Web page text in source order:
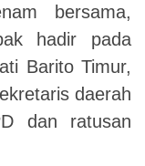
bersama,
hadir pada
Barito Timur,
daerah
dan ratusan